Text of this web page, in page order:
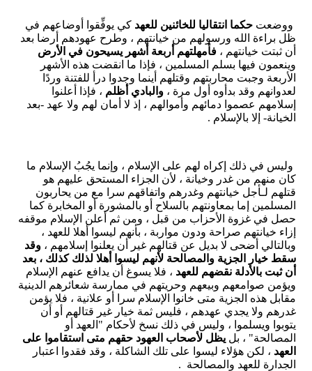
ووضعت حكما انتقاليا للخائنين للعهد كي يوفِّقوا أوضاعهم في
ظل براءة الله ورسولهم من خيانتهم ، وطرح عهودهم أرضا بعد
أن ثبتت خيانتهم ، فأمهلتهم أربعة أشهر يسيحون في الأرض
وينعمون فيها بسلم المسلمين ، فإذا ما انقضت هذه الأشهر
الأربعة وجبت محاربتهم وقتلهم أينما وجدوا درأ للفتنة وردًا
لعدوانهم وقد بدأوه أول مرة ، والبادي أظلم ، فإذا أعلنوا
إسلامهم عصموا دمائهم وأموالهم ، إذ لا أمان لهم ولا عهد -بعد
الخيانة- إلا بالإسلام .
وليس في ذلك إكراه لهم على الإسلام ، وإنما يجُبُ الإسلام ما
كان منهم من غدر وخيانة ، لأن الجزاء المستحق عليهم هو
قتلهم لـأجل خيانتهم وغدرهم واتفاقهم سرا مع من يحاربون
المسلمين إما بمعاونتهم بالسلاح أو بالمشورة أو المخابرة كما
حصل في غزوة الأحزاب من قبل ، ومن ثم أعلن الإسلام موقفه
إزاء خيانتهم صراحة ودون مواربة ، بأنهم ليسوا أهلا للعهد ،
وبالتالي أضحى لا بديل عن قتالهم غير أن يعلنوا إسلامهم ، وقد
سقط خيار الجزية والمصالحة لأنهم ليسوا أهلا لذلك كذلك ، بعد
أن ثبت بالأدلة نقضهم للعهد ، فلا يسوغ أن يدافع عنهم الإسلام
ويؤمن صوامعهم وبيعهم وحريتهم في ممارسة شعائرهم الدينية
مقابل هذه الجزية متى خانوا الإسلام سرا أو علانية ، فلا يؤمن
غدرهم ولا يجدي عهدهم ، فليس ثمة خيار غير قتالهم أو أن
يتوبوا ويسلموا ، وليس في ذلك نسخ لأحكام "العهد أو
المصالحة" ، بل يظل لأصحاب العهود حقهم متى استقاموا على
العهد ، لكن هؤلاء ليسوا على تلك الشاكلة ، وقد فقدوا اعتبار
الجدارة للعهد والمصالحة .